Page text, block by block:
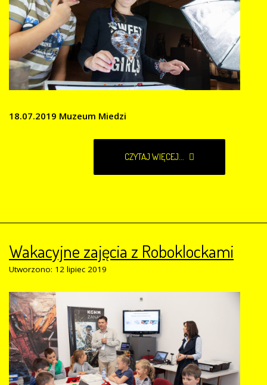
18.07.2019 Muzeum Miedzi
CZYTAJ WIĘCEJ...
Wakacyjne zajęcia z Roboklockami
Utworzono: 12 lipiec 2019